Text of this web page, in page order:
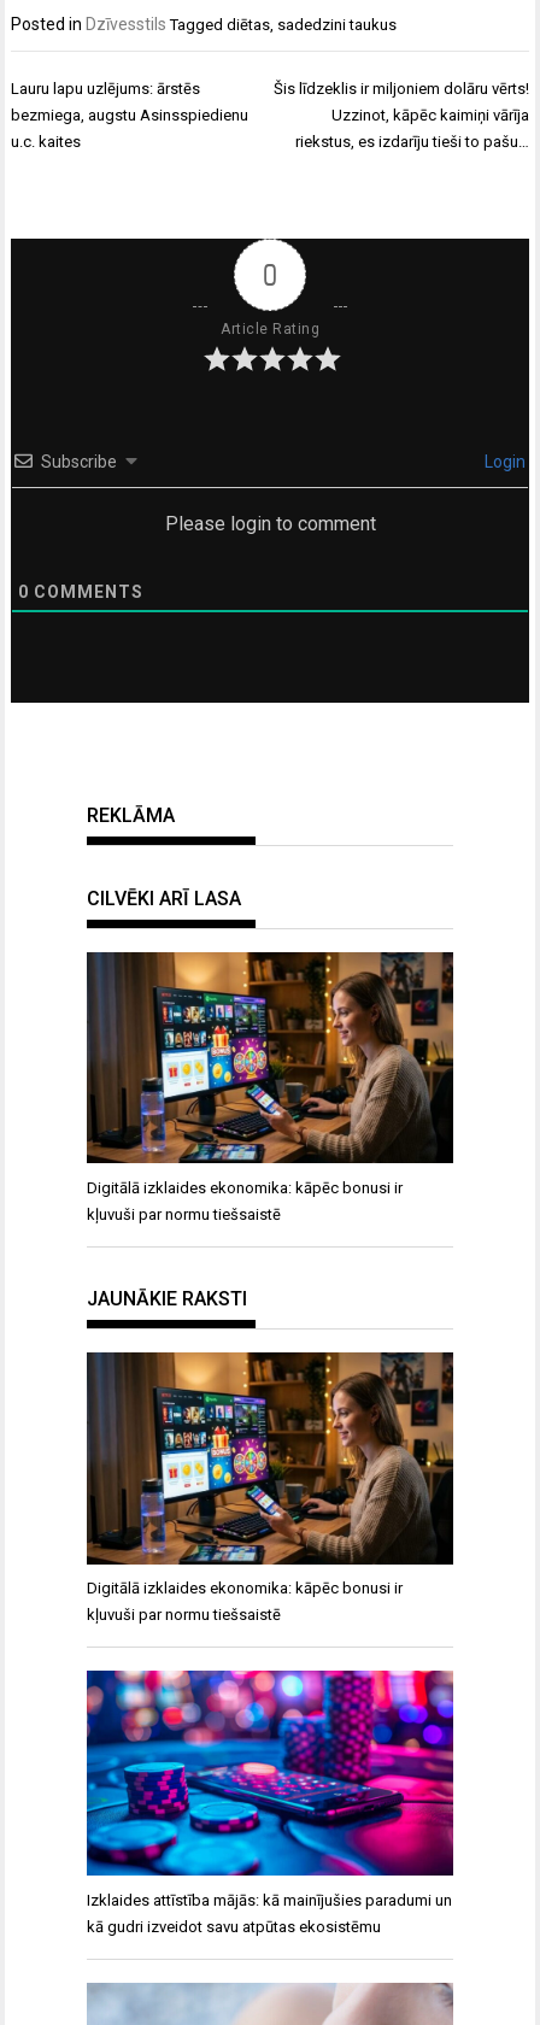
Posted in Dzīvesstils Taggeddiētas, sadedzini taukus
Ziņu
izvēlne
Lauru lapu uzlējums: ārstēs
bezmiega, augstu Asinsspiedienu
u.c. kaites
Šis līdzeklis ir miljoniem dolāru vērts!
Uzzinot, kāpēc kaimiņi vārīja
riekstus, es izdarīju tieši to pašu…
0
Article Rating
Subscribe Login
Please login to comment
0 COMMENTS
REKLĀMA
CILVĒKI ARĪ LASA
Digitālā izklaides ekonomika: kāpēc bonusi ir
kļuvuši par normu tiešsaistē
JAUNĀKIE RAKSTI
Digitālā izklaides ekonomika: kāpēc bonusi ir
kļuvuši par normu tiešsaistē
Izklaides attīstība mājās: kā mainījušies paradumi un
kā gudri izveidot savu atpūtas ekosistēmu